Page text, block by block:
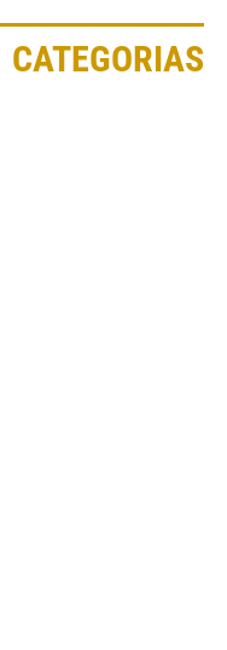
CATEGORIAS